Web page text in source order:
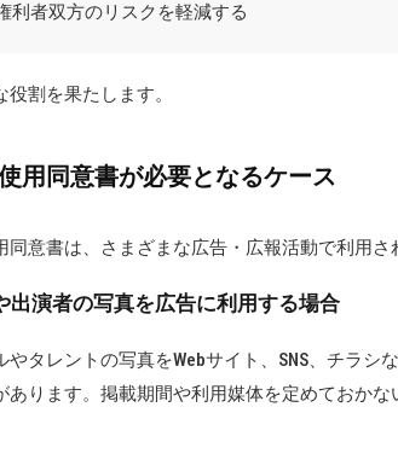
利者双方のリスクを軽減する
役割を果たします。
用同意書が必要となるケース
同意書は、さまざまな広告・広報活動で利用さ
出演者の写真を広告に利用する場合
やタレントの写真をWebサイト、SNS、チラシ
あります。掲載期間や利用媒体を定めておか